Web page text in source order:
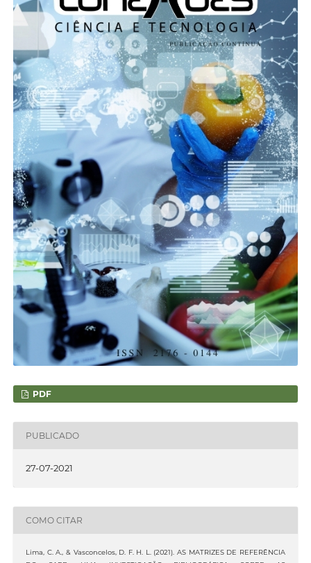
PDF
PUBLICADO
27-07-2021
COMO CITAR
Lima, C. A., & Vasconcelos, D. F. H. L. (2021). AS MATRIZES DE REFERÊNCIA